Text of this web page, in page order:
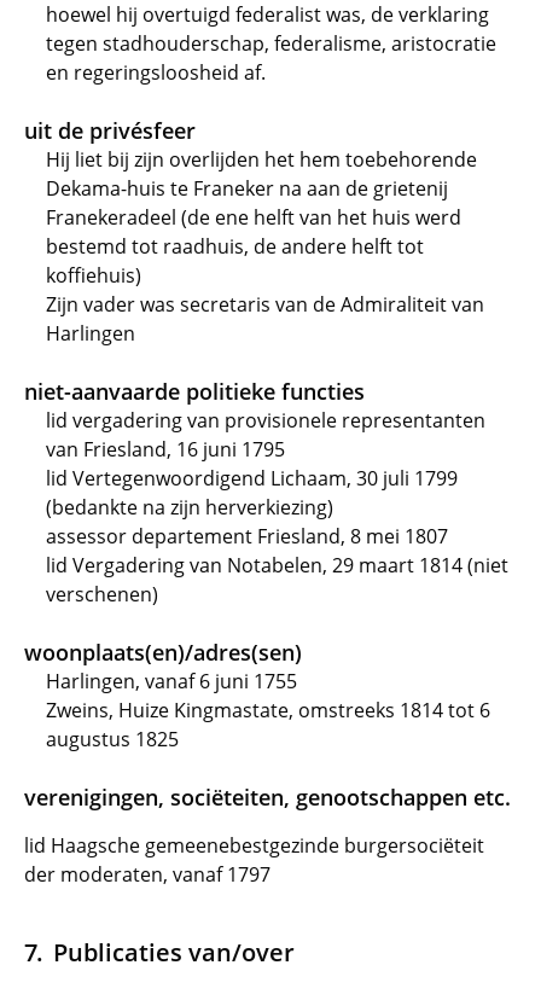
hoewel hij overtuigd federalist was, de verklaring
tegen stadhouderschap, federalisme, aristocratie
en regeringsloosheid af.
uit de privésfeer
Hij liet bij zijn overlijden het hem toebehorende
Dekama-huis te Franeker na aan de grietenij
Franekeradeel (de ene helft van het huis werd
bestemd tot raadhuis, de andere helft tot
koffiehuis)
Zijn vader was secretaris van de Admiraliteit van
Harlingen
niet-aanvaarde politieke functies
lid vergadering van provisionele representanten
van Friesland, 16 juni 1795
lid Vertegenwoordigend Lichaam, 30 juli 1799
(bedankte na zijn herverkiezing)
assessor departement Friesland, 8 mei 1807
lid Vergadering van Notabelen, 29 maart 1814 (niet
verschenen)
woonplaats(en)/adres(sen)
Harlingen, vanaf 6 juni 1755
Zweins, Huize Kingmastate, omstreeks 1814 tot 6
augustus 1825
verenigingen, sociëteiten, genootschappen etc.
lid Haagsche gemeenebestgezinde burgersociëteit
der moderaten, vanaf 1797
Publicaties van/over